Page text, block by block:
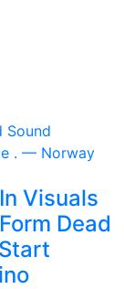
Sound
. — Norway
Visuals
Dead